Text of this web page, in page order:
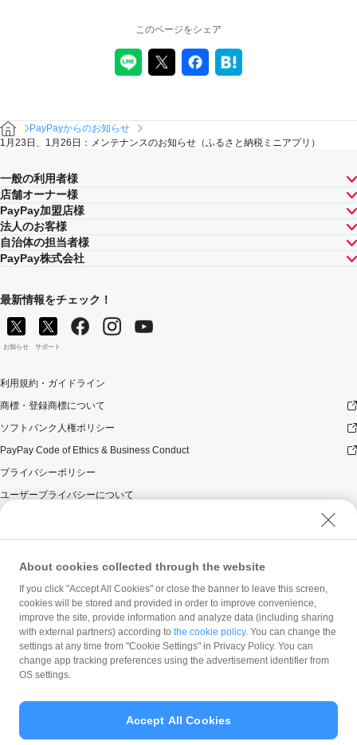
このページをシェア
PayPayからのお知らせ
1月23日、1月26日：メンテナンスのお知らせ（ふるさと納税ミニアプリ）
一般の利用者様
店舗オーナー様
PayPay加盟店様
法人のお客様
自治体の担当者様
PayPay株式会社
最新情報をチェック！
お知らせ サポート
利用規約・ガイドライン
商標・登録商標について
ソフトバンク人権ポリシー
PayPay Code of Ethics & Business Conduct
プライバシーポリシー
ユーザープライバシーについて
ウェブサイト利用規約
反社会的勢力に対する方針
勧誘方針
マネロン等基本方針
カスタマーハラスメントに関する当社の考え方
© PayPay Corporation
About cookies collected through the website
If you click "Accept All Cookies" or close the banner to leave this screen,
cookies will be stored and provided in order to improve convenience,
improve the site, provide information and analyze data (including sharing
with external partners) according to the cookie policy. You can change the
settings at any time from "Cookie Settings" in Privacy Policy. You can
change app tracking preferences using the advertisement identifier from
OS settings.
Accept All Cookies